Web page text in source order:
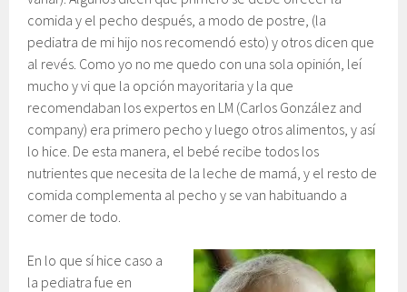
comida y el pecho después, a modo de postre, (la
pediatra de mi hijo nos recomendó esto) y otros dicen que
al revés. Como yo no me quedo con una sola opinión, leí
mucho y vi que la opción mayoritaria y la que
recomendaban los expertos en LM (Carlos González and
company) era primero pecho y luego otros alimentos, y así
lo hice. De esta manera, el bebé recibe todos los
nutrientes que necesita de la leche de mamá, y el resto de
comida complementa al pecho y se van habituando a
comer de todo.
En lo que sí hice caso a
la pediatra fue en